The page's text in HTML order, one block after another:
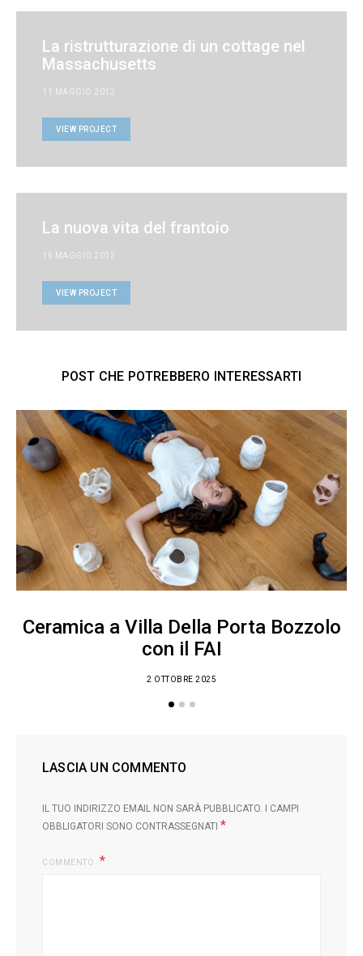
La ristrutturazione di un cottage nel
Massachusetts
11 MAGGIO 2012
VIEW PROJECT
La nuova vita del frantoio
15 MAGGIO 2012
VIEW PROJECT
POST CHE POTREBBERO INTERESSARTI
Ceramica a Villa Della Porta Bozzolo
con il FAI
2 OTTOBRE 2025
LASCIA UN COMMENTO
IL TUO INDIRIZZO EMAIL NON SARÀ PUBBLICATO.
I CAMPI
OBBLIGATORI SONO CONTRASSEGNATI *
COMMENTO